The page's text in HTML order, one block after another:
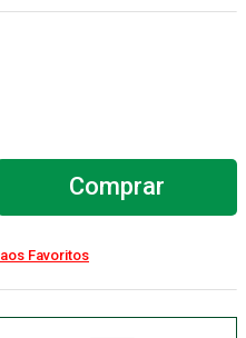
Comprar